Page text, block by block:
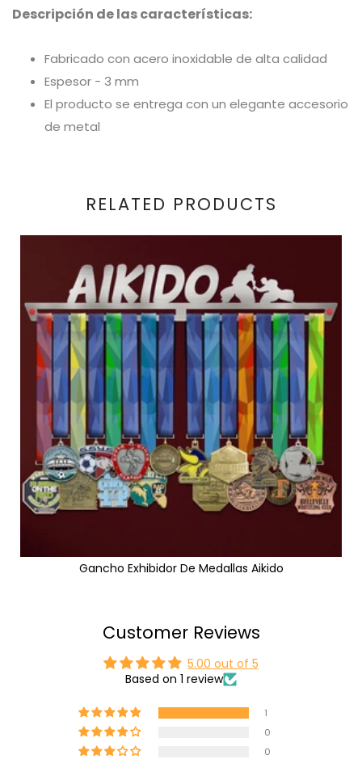
Descripción de las características:
Fabricado con acero inoxidable de alta calidad
Espesor - 3 mm
El producto se entrega con un elegante accesorio
de metal
RELATED PRODUCTS
Gancho Exhibidor De Medallas Aikido
Customer Reviews
5.00 out of 5
Based on 1 review
1
0
0